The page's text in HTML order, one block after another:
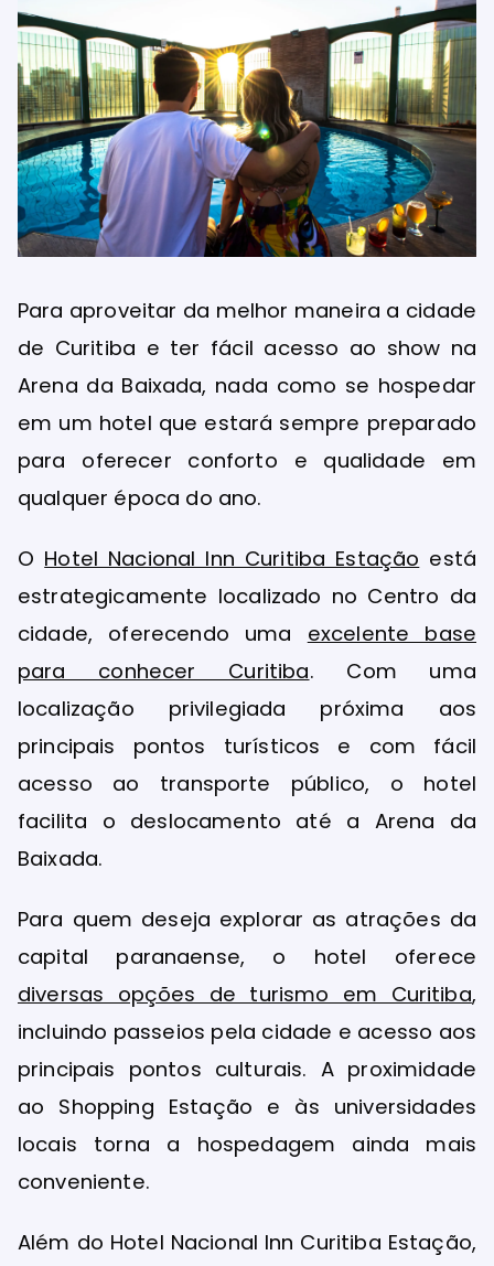
Para aproveitar da melhor maneira a cidade
de Curitiba e ter fácil acesso ao show na
Arena da Baixada, nada como se hospedar
em um hotel que estará sempre preparado
para oferecer conforto e qualidade em
qualquer época do ano.
O Hotel Nacional Inn Curitiba Estação está
estrategicamente localizado no Centro da
cidade, oferecendo uma excelente base
para conhecer Curitiba. Com uma
localização privilegiada próxima aos
principais pontos turísticos e com fácil
acesso ao transporte público, o hotel
facilita o deslocamento até a Arena da
Baixada.
Para quem deseja explorar as atrações da
capital paranaense, o hotel oferece
diversas opções de turismo em Curitiba,
incluindo passeios pela cidade e acesso aos
principais pontos culturais. A proximidade
ao Shopping Estação e às universidades
locais torna a hospedagem ainda mais
conveniente.
Além do Hotel Nacional Inn Curitiba Estação,